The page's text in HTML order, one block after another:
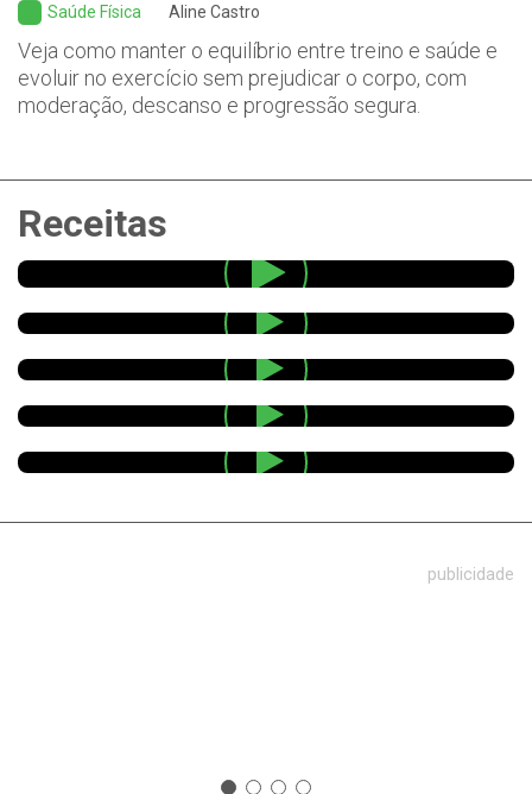
Saúde Física Aline Castro
Veja como manter o equilíbrio entre treino e saúde e
evoluir no exercício sem prejudicar o corpo, com
moderação, descanso e progressão segura.
Receitas
publicidade